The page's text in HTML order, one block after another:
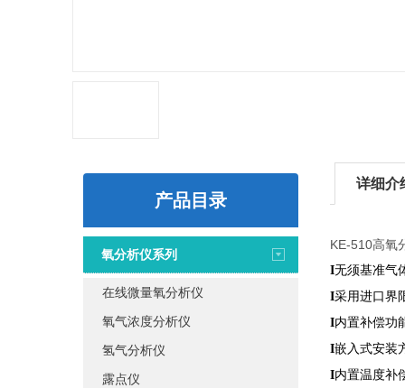
产品目录
氧分析仪系列
在线微量氧分析仪
氧气浓度分析仪
氢气分析仪
露点仪
详细介
KE-510高氧
I无须基准气
I采用进口界
I内置补偿功
I嵌入式安装
I内置温度补